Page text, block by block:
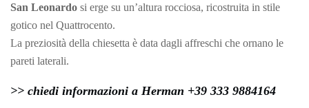
San Leonardo si erge su un’altura rocciosa, ricostruita in stile
gotico nel Quattrocento.
La preziosità della chiesetta è data dagli affreschi che ornano le
pareti laterali.
>> chiedi informazioni a Herman +39 333 9884164